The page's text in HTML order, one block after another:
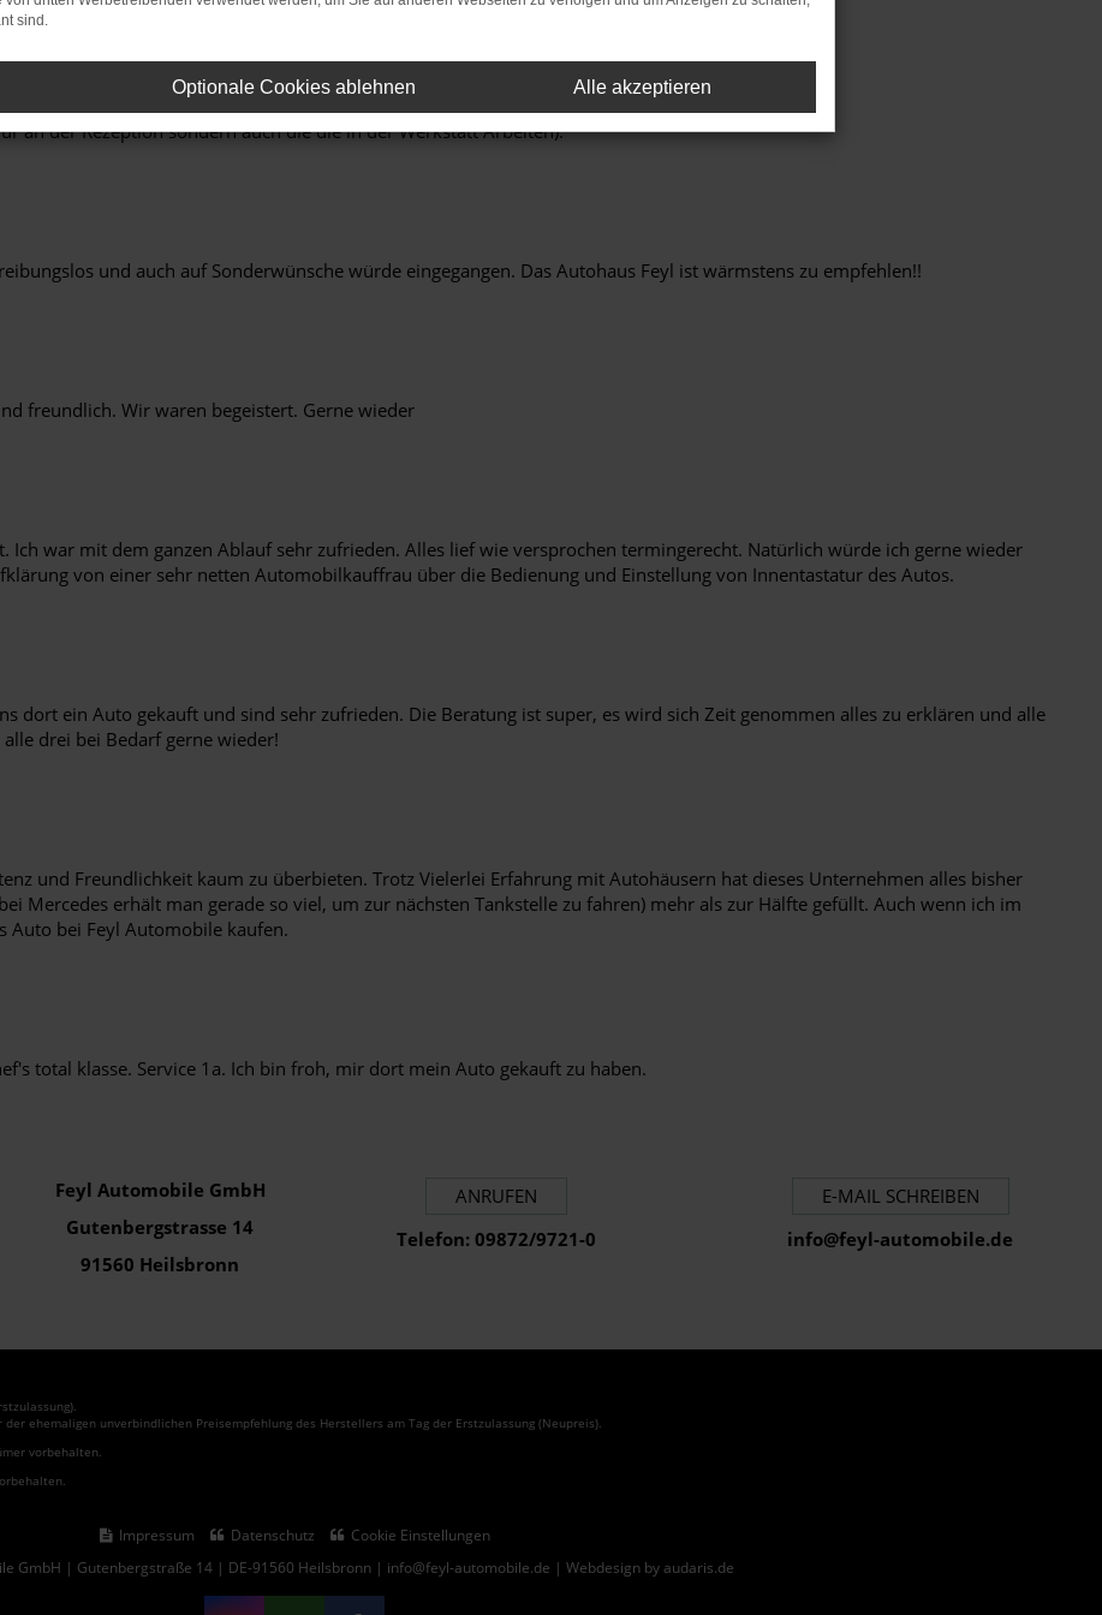
an der Rezeption sondern auch die die in der Werkstatt Arbeiten).
und auch auf Sonderwünsche würde eingegangen. Das Autohaus Feyl ist wärmstens zu empfehlen!!
freundlich. Wir waren begeistert. Gerne wieder
Ich war mit dem ganzen Ablauf sehr zufrieden. Alles lief wie versprochen termingerecht. Natürlich würde ich gerne wieder
von einer sehr netten Automobilkauffrau über die Bedienung und Einstellung von Innentastatur des Autos.
dort ein Auto gekauft und sind sehr zufrieden. Die Beratung ist super, es wird sich Zeit genommen alles zu erklären und alle
drei bei Bedarf gerne wieder!
und Freundlichkeit kaum zu überbieten. Trotz Vielerlei Erfahrung mit Autohäusern hat dieses Unternehmen alles bisher
Mercedes erhält man gerade so viel, um zur nächsten Tankstelle zu fahren) mehr als zur Hälfte gefüllt. Auch wenn ich im
Auto bei Feyl Automobile kaufen.
total klasse. Service 1a. Ich bin froh, mir dort mein Auto gekauft zu haben.
Feyl Automobile GmbH
Gutenbergstrasse 14
91560 Heilsbronn
ANRUFEN
Telefon: 09872/9721-0
E-MAIL SCHREIBEN
info@feyl-automobile.de
ehemaligen unverbindlichen Preisempfehlung des Herstellers am Tag der Erstzulassung (Neupreis).
vorbehalten.
Impressum Datenschutz
Cookie Einstellungen
GmbH | Gutenbergstraße 14 | DE-91560 Heilsbronn | info@feyl-automobile.de | Webdesign by audaris.de
sind.
Optionale Cookies ablehnen Alle akzeptieren